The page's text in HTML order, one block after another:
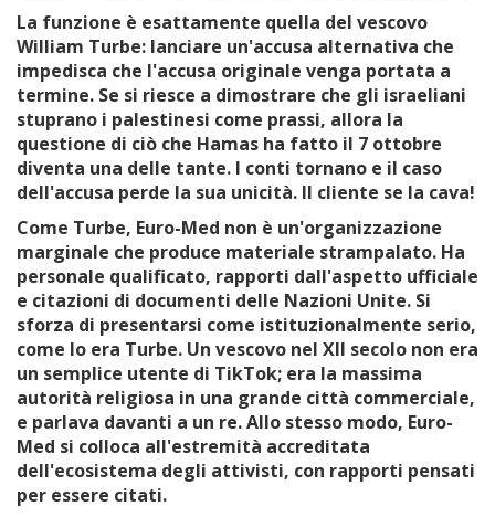
La funzione è esattamente quella del vescovo
William Turbe: lanciare un'accusa alternativa che
impedisca che l'accusa originale venga portata a
termine. Se si riesce a dimostrare che gli israeliani
stuprano i palestinesi come prassi, allora la
questione di ciò che Hamas ha fatto il 7 ottobre
diventa una delle tante. I conti tornano e il caso
dell'accusa perde la sua unicità. Il cliente se la cava!
Come Turbe, Euro-Med non è un'organizzazione
marginale che produce materiale strampalato. Ha
personale qualificato, rapporti dall'aspetto ufficiale
e citazioni di documenti delle Nazioni Unite. Si
sforza di presentarsi come istituzionalmente serio,
come lo era Turbe. Un vescovo nel XII secolo non era
un semplice utente di TikTok; era la massima
autorità religiosa in una grande città commerciale,
e parlava davanti a un re. Allo stesso modo, Euro-
Med si colloca all'estremità accreditata
dell'ecosistema degli attivisti, con rapporti pensati
per essere citati.